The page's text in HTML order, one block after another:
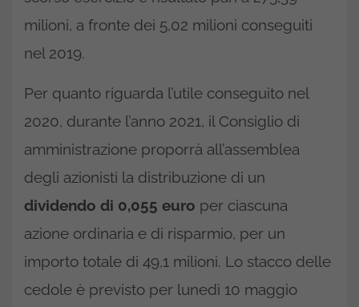
milioni, a fronte dei 5,02 milioni conseguiti
nel 2019.
Per quanto riguarda l’utile conseguito nel
2020, durante l’anno 2021, il Consiglio di
amministrazione proporrà all’assemblea
degli azionisti la distribuzione di un
dividendo di 0,055 euro per ciascuna
azione ordinaria e di risparmio, per un
importo totale di 49,1 milioni. Lo stacco delle
cedole è previsto per lunedì 10 maggio